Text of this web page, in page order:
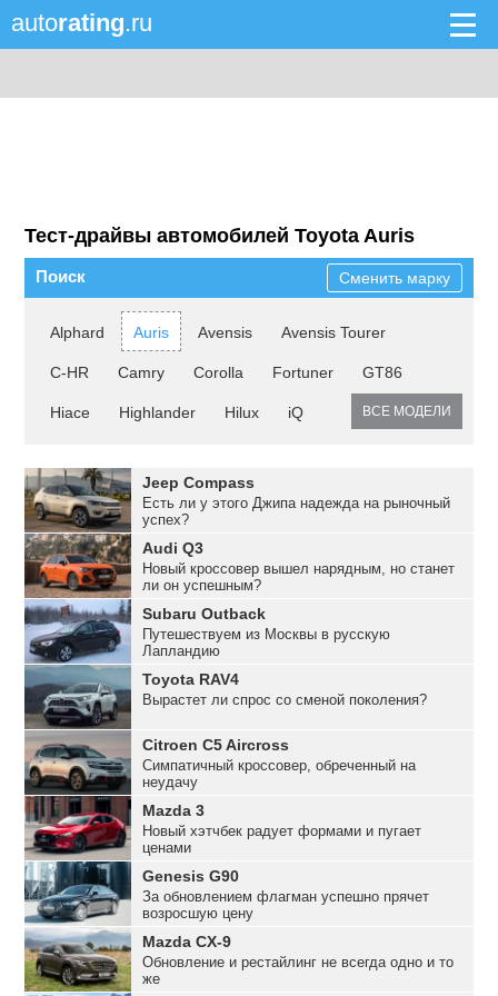
autorating.ru
Тест-драйвы автомобилей Toyota Auris
Поиск Сменить марку
Alphard Auris Avensis Avensis Tourer
C-HR Camry Corolla Fortuner GT86
Hiace Highlander Hilux iQ ВСЕ МОДЕЛИ
Jeep Compass
Есть ли у этого Джипа надежда на рыночный
успех?
Audi Q3
Новый кроссовер вышел нарядным, но станет
ли он успешным?
Subaru Outback
Путешествуем из Москвы в русскую
Лапландию
Toyota RAV4
Вырастет ли спрос со сменой поколения?
Citroen C5 Aircross
Симпатичный кроссовер, обреченный на
неудачу
Mazda 3
Новый хэтчбек радует формами и пугает
ценами
Genesis G90
За обновлением флагман успешно прячет
возросшую цену
Mazda CX-9
Обновление и рестайлинг не всегда одно и то
же